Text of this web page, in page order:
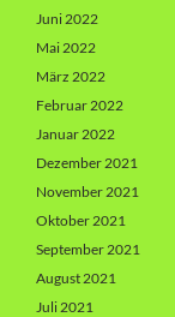
Juni 2022
Mai 2022
März 2022
Februar 2022
Januar 2022
Dezember 2021
November 2021
Oktober 2021
September 2021
August 2021
Juli 2021